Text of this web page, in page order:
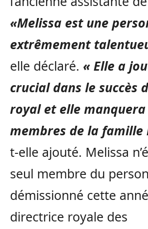
«Melissa est une
extrêmement
elle déclaré. « Elle a
crucial dans le succès
royal et elle
membres de la famille
t-elle ajouté. Melissa
seul membre du
démissionné cette
directrice royale des